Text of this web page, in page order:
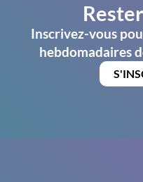
Inscrivez-vous
hebdomadaires